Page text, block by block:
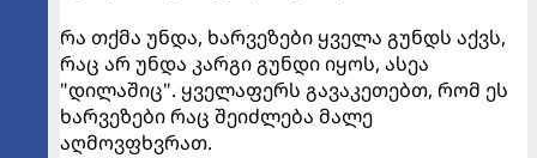
რა თქმა უნდა, ხარვეზები ყველა გუნდს აქვს,
რაც არ უნდა კარგი გუნდი იყოს, ასეა
"დილაშიც". ყველაფერს გავაკეთებთ, რომ ეს
ხარვეზები რაც შეიძლება მალე
აღმოვფხვრათ.